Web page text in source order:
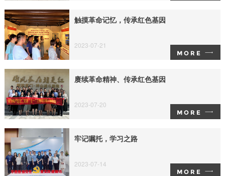
触摸革命记忆，传承红色基因
2023-07-21
MORE
赓续革命精神、传承红色基因
2023-07-20
MORE
牢记嘱托，学习之路
2023-07-14
MORE